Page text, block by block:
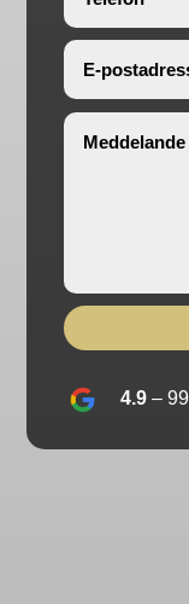
4.9 – 99